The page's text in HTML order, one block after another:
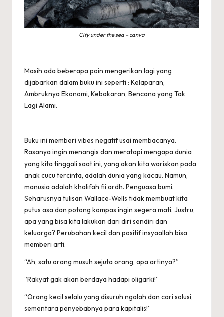
City under the sea – canva
Masih ada beberapa poin mengerikan lagi yang
dijabarkan dalam buku ini seperti : Kelaparan,
Ambruknya Ekonomi, Kebakaran, Bencana yang Tak
Lagi Alami.
Buku ini memberi vibes negatif usai membacanya.
Rasanya ingin menangis dan meratapi mengapa dunia
yang kita tinggali saat ini, yang akan kita wariskan pada
anak cucu tercinta, adalah dunia yang kacau. Namun,
manusia adalah khalifah fii ardh. Penguasa bumi.
Seharusnya tulisan Wallace-Wells tidak membuat kita
putus asa dan potong kompas ingin segera mati. Justru,
apa yang bisa kita lakukan dari diri sendiri dan
keluarga? Perubahan kecil dan positif insyaallah bisa
memberi arti.
“Ah, satu orang musuh sejuta orang, apa artinya?”
“Rakyat gak akan berdaya hadapi oligarki!”
“Orang kecil selalu yang disuruh ngalah dan cari solusi,
sementara penyebabnya para kapitalis!”